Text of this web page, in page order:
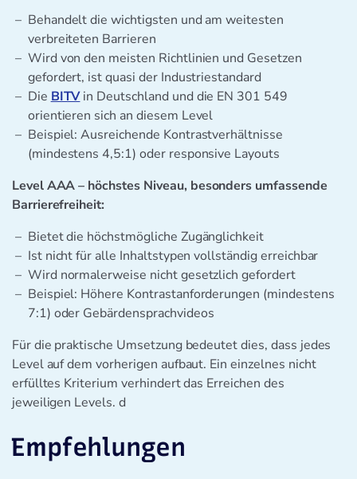
Behandelt die wichtigsten und am weitesten
verbreiteten Barrieren
Wird von den meisten Richtlinien und Gesetzen
gefordert, ist quasi der Industriestandard
Die BITVin Deutschland und die EN 301 549
orientieren sich an diesem Level
Beispiel: Ausreichende Kontrastverhältnisse
(mindestens 4,5:1) oder responsive Layouts
Level AAA – höchstes Niveau, besonders umfassende
Barrierefreiheit:
Bietet die höchstmögliche Zugänglichkeit
Ist nicht für alle Inhaltstypen vollständig erreichbar
Wird normalerweise nicht gesetzlich gefordert
Beispiel: Höhere Kontrastanforderungen (mindestens
7:1) oder Gebärdensprachvideos
Für die praktische Umsetzung bedeutet dies, dass jedes
Level auf dem vorherigen aufbaut. Ein einzelnes nicht
erfülltes Kriterium verhindert das Erreichen des
jeweiligen Levels. d
Empfehlungen